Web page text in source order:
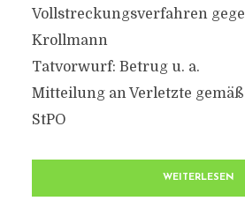
Vollstreckungsverfahren
Krollmann
Tatvorwurf: Betrug u. a.
Mitteilung an Verletzte gemäß
StPO
WEITERLESEN